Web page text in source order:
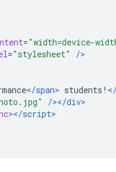
="width=device-
="stylesheet"
/>
</span> students!
/></div>
></script>